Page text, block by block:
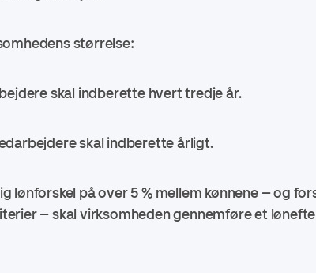
størrelse:
skal indberette hvert tredje år.
skal indberette årligt.
lønforskel på over 5 % mellem kønnene – og
– skal virksomheden gennemføre et